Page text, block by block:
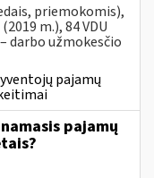
priemokomis),
m.), 84 VDU
darbo užmokesčio
pajamų
pajamų